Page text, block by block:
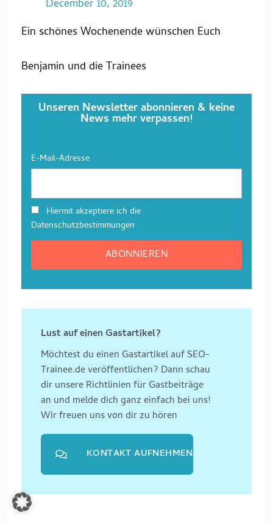
December 10, 2019
Ein schönes Wochenende wünschen Euch
Benjamin und die Trainees
Unseren Newsletter abonnieren & keine
News mehr verpassen!
E-Mail-Adresse
Hiermit akzeptiere ich die
Datenschutzbestimmungen
Lust auf einen Gastartikel?
Möchtest du einen Gastartikel auf SEO-
Trainee.de veröffentlichen? Dann schau
dir unsere Richtlinien für Gastbeiträge
an und melde dich ganz einfach bei uns!
Wir freuen uns von dir zu hören
KONTAKT AUFNEHMEN